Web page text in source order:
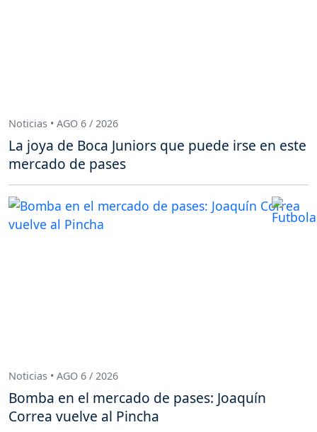
Noticias • AGO 6 / 2026
La joya de Boca Juniors que puede irse en este
mercado de pases
Noticias • AGO 6 / 2026
Bomba en el mercado de pases: Joaquín
Correa vuelve al Pincha